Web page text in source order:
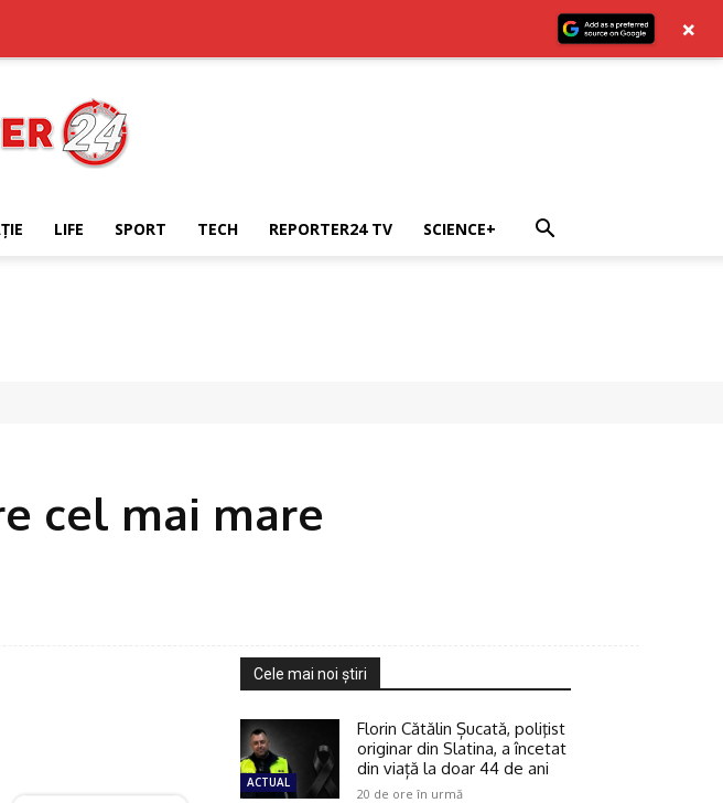
LIFE SPORT TECH REPORTER24 TV SCIENCE+
cel mai mare
Cele mai noi ştiri
ACTUAL
Florin Cătălin Șucată, poliţist
originar din Slatina, a încetat
din viață la doar 44 de ani
20 de ore în urmă
×